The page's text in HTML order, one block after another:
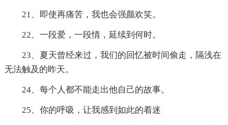
21、即使再痛苦，我也会强颜欢笑。
22、一段爱，一段情，延续到何时。
23、夏天曾经来过，我们的回忆被时间偷走，隔浅在
无法触及的昨天。
24、每个人都不能走出他自己的故事。
25、你的呼吸，让我感到如此的着迷